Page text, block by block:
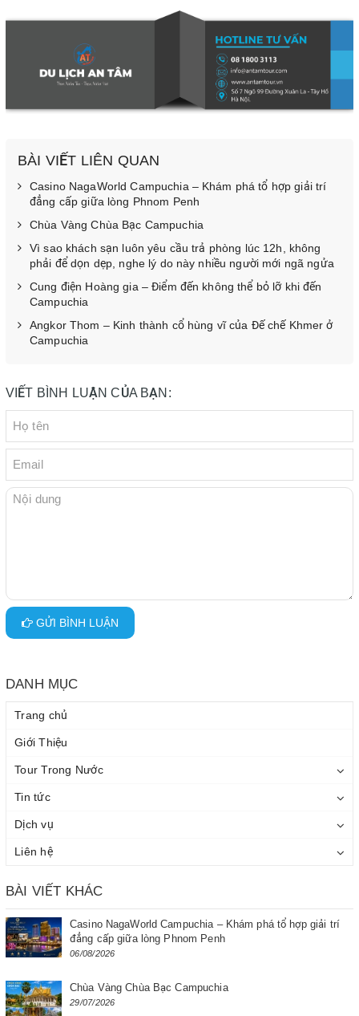
BÀI VIẾT LIÊN QUAN
Casino NagaWorld Campuchia – Khám phá tổ hợp giải trí
đẳng cấp giữa lòng Phnom Penh
Chùa Vàng Chùa Bạc Campuchia
Vì sao khách sạn luôn yêu cầu trả phòng lúc 12h, không
phải để dọn dẹp, nghe lý do này nhiều người mới ngã ngửa
Cung điện Hoàng gia – Điểm đến không thể bỏ lỡ khi đến
Campuchia
Angkor Thom – Kinh thành cổ hùng vĩ của Đế chế Khmer ở
Campuchia
VIẾT BÌNH LUẬN CỦA BẠN:
GỬI BÌNH LUẬN
DANH MỤC
Trang chủ
Giới Thiệu
Tour Trong Nước
Tin tức
Dịch vụ
Liên hệ
BÀI VIẾT KHÁC
Casino NagaWorld Campuchia – Khám phá tổ hợp giải trí
đẳng cấp giữa lòng Phnom Penh
06/08/2026
Chùa Vàng Chùa Bạc Campuchia
29/07/2026